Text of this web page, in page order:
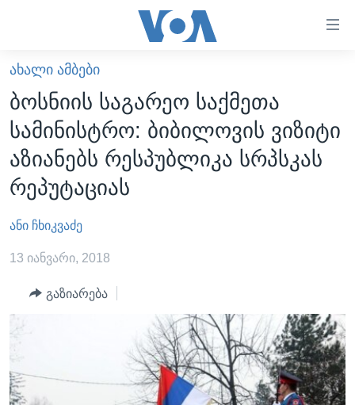
ხელმისაწვდომობისთვის
გადადით
მთავარზე
გადადით
მთავარ
ნავიგაციაზე
გადადით
ძიებაზე
ᲐᲮᲐᲚᲘ ᲐᲛᲑᲔᲑᲘ
ᲡᲐᲥᲐᲠᲗᲕᲔᲚᲝ
ᲐᲨᲨ
ᲐᲨᲨ-ᲘᲡ ᲐᲠᲩᲔᲕᲜᲔᲑᲘ 2024
ᲛᲡᲝᲤᲚᲘᲝ
ᲕᲘᲓᲔᲝᲔᲑᲘ
ᲒᲐᲓᲐᲪᲔᲛᲔᲑᲘ
ᲡᲮᲕᲐ ᲡᲘᲐᲮᲚᲔᲔᲑᲘ
ᲯᲐᲜᲛᲠᲗᲔᲚᲝᲑᲐ
ᲠᲣᲡᲔᲗᲘᲡ ᲨᲔᲭᲠᲐ ᲣᲙᲠᲐᲘᲜᲐᲨᲘ
Learning English
ᲐᲮᲐᲚᲘ ᲐᲛᲑᲔᲑᲘ
ბოსნიის საგარეო საქმეთა
სამინისტრო: ბიბილოვის ვიზიტი
აზიანებს რესპუბლიკა სრპსკას
რეპუტაციას
ანი ჩხიკვაძე
13 იანვარი, 2018
გაზიარება